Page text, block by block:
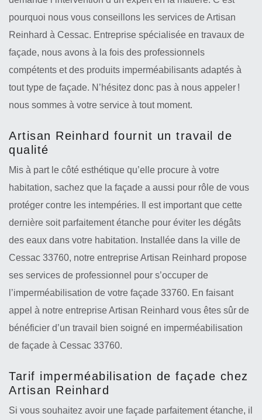
pourquoi nous vous conseillons les services de Artisan
Reinhard à Cessac. Entreprise spécialisée en travaux de
façade, nous avons à la fois des professionnels
compétents et des produits imperméabilisants adaptés à
tout type de façade. N’hésitez donc pas à nous appeler !
nous sommes à votre service à tout moment.
Artisan Reinhard fournit un travail de
qualité
Mis à part le côté esthétique qu’elle procure à votre
habitation, sachez que la façade a aussi pour rôle de vous
protéger contre les intempéries. Il est important que cette
dernière soit parfaitement étanche pour éviter les dégâts
des eaux dans votre habitation. Installée dans la ville de
Cessac 33760, notre entreprise Artisan Reinhard propose
ses services de professionnel pour s’occuper de
l’imperméabilisation de votre façade 33760. En faisant
appel à notre entreprise Artisan Reinhard vous êtes sûr de
bénéficier d’un travail bien soigné en imperméabilisation
de façade à Cessac 33760.
Tarif imperméabilisation de façade chez
Artisan Reinhard
Si vous souhaitez avoir une façade parfaitement étanche, il